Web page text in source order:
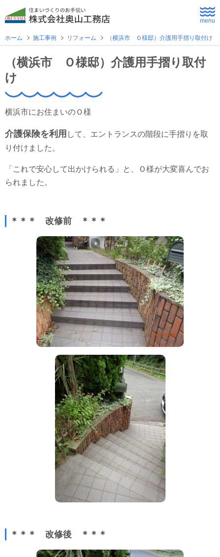
menu
ホーム
よくあるご質問
採用情報
公共・商業
リフォーム
施工事例
リフォーム
公共・商業
0120-046-898
携帯電話 ・PHS・一部のIP電話からは：046-889-0720
月曜日から金曜日(祝祭日を除く) 10時～12時/13時～17時
お問い合わせ
資料請求
ホーム 施工事例 リフォーム （横浜市 Ｏ様邸）介護用手摺り取付け
（横浜市 Ｏ様邸）介護用手摺り取付
け
横浜市にお住まいのＯ様
介護保険を利用 して、エントランスの階段に手摺りを取
り付けました。
「これで安心して出かけられる」と、Ｏ様が大変喜んでお
られました。
＊＊＊ 改修前 ＊＊＊
＊＊＊ 改修後 ＊＊＊